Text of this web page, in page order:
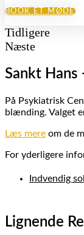
BOOK ET MØDE
Tidligere
Næste
Sankt Hans
På Psykiatrisk
blænding. Valget
Læs mere om de
For yderligere
Indvendig
Lignende